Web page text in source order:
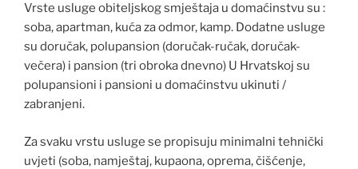
Vrste usluge obiteljskog smještaja u domaćinstvu su :
soba, apartman, kuća za odmor, kamp. Dodatne usluge
su doručak, polupansion (doručak-ručak, doručak-
večera) i pansion (tri obroka dnevno) U Hrvatskoj su
polupansioni i pansioni u domaćinstvu ukinuti /
zabranjeni.
Za svaku vrstu usluge se propisuju minimalni tehnički
uvjeti (soba, namještaj, kupaona, oprema, čišćenje,